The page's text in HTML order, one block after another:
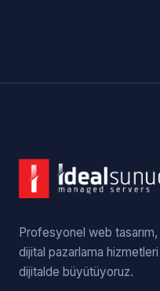
Profesyonel web
dijital pazarlama
dijitalde büyütüyoruz.